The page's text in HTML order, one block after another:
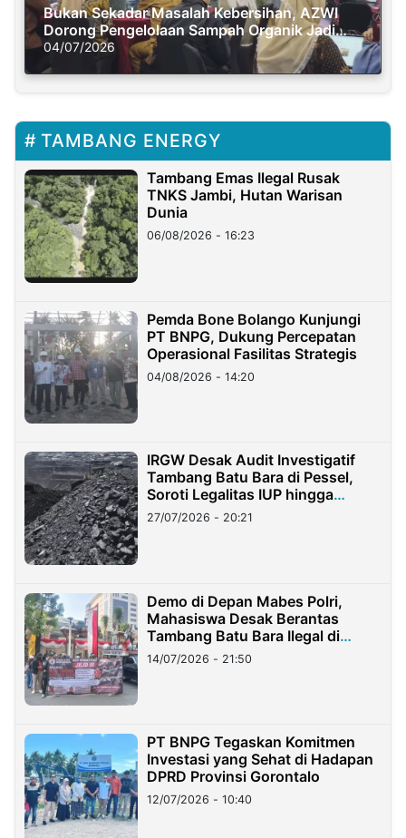
Bukan Sekadar Masalah Kebersihan, AZWI
Dorong Pengelolaan Sampah Organik Jadi
Solusi Krisis Iklim
04/07/2026
TAMBANG ENERGY
Tambang Emas Ilegal Rusak
TNKS Jambi, Hutan Warisan
Dunia
06/08/2026 - 16:23
Pemda Bone Bolango Kunjungi
PT BNPG, Dukung Percepatan
Operasional Fasilitas Strategis
04/08/2026 - 14:20
IRGW Desak Audit Investigatif
Tambang Batu Bara di Pessel,
Soroti Legalitas IUP hingga
Stockpile
27/07/2026 - 20:21
Demo di Depan Mabes Polri,
Mahasiswa Desak Berantas
Tambang Batu Bara Ilegal di
Lampung
14/07/2026 - 21:50
PT BNPG Tegaskan Komitmen
Investasi yang Sehat di Hadapan
DPRD Provinsi Gorontalo
12/07/2026 - 10:40